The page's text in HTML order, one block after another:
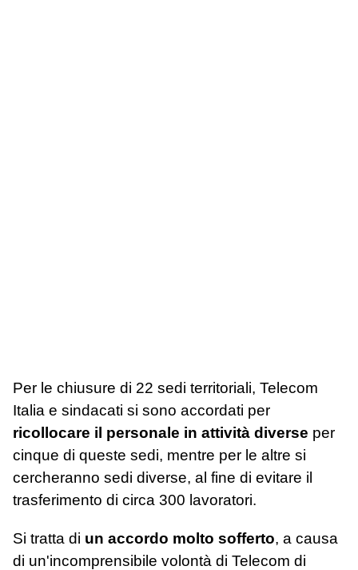
Per le chiusure di 22 sedi territoriali, Telecom
Italia e sindacati si sono accordati per
ricollocare il personale in attività diverse per
cinque di queste sedi, mentre per le altre si
cercheranno sedi diverse, al fine di evitare il
trasferimento di circa 300 lavoratori.
Si tratta di un accordo molto sofferto, a causa
di un'incomprensibile volontà di Telecom di